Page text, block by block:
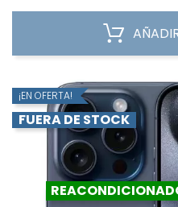
¡EN OFERTA!
FUERA DE STOCK